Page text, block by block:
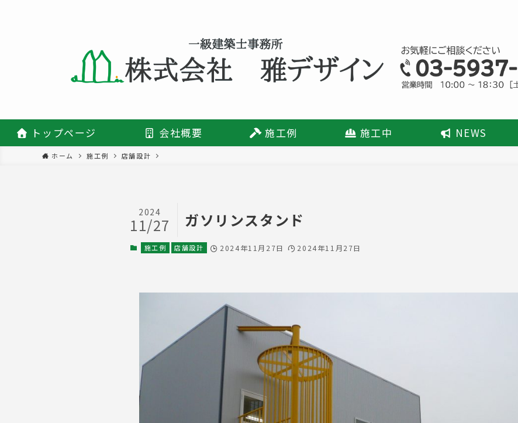
トップページ 会社概要 施工例 施工中 NEWS
ホーム 施工例 店舗設計
ガソリンスタンド
2024
11/27
施工例 店舗設計 2024年11月27日 2024年11月27日